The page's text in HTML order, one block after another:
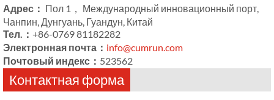
Адрес： Пол 1， Международный инновационный порт,
Чанпин, Дунгуань, Гуандун, Китай
Тел.： +86-0769 81182282
Электронная почта： info@cumrun.com
Почтовый индекс： 523562
Контактная форма